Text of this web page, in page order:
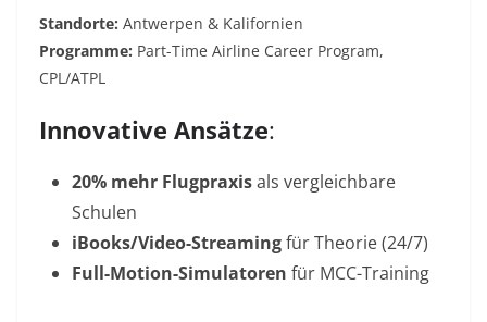
Standorte: Antwerpen & Kalifornien
Programme: Part-Time Airline Career Program,
CPL/ATPL
Innovative Ansätze:
20% mehr Flugpraxisals vergleichbare
Schulen
iBooks/Video-Streamingfür Theorie (24/7)
Full-Motion-Simulatoren für MCC-Training